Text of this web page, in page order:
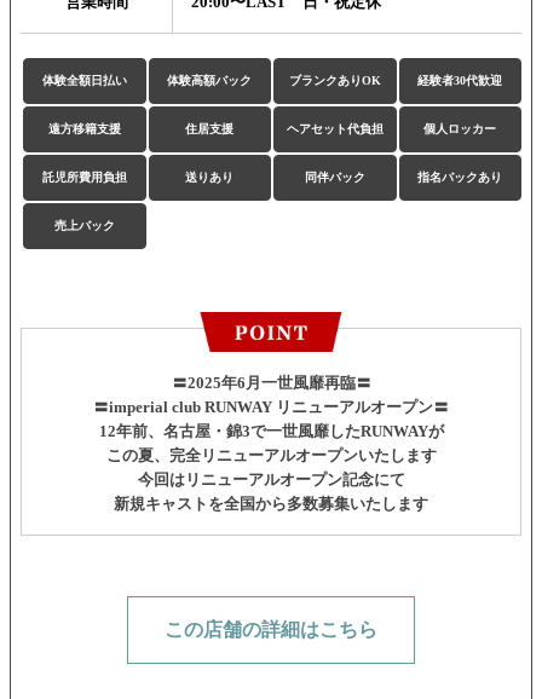
体験全額日払い 体験高額バック ブランクありOK 経験者30代歓迎
遠方移籍支援 住居支援 ヘアセット代負担 個人ロッカー
託児所費用負担 送りあり 同伴バック 指名バックあり
売上バック
〓2025年6月一世風靡再臨〓
〓imperial club RUNWAY リニューアルオープン〓
12年前、名古屋・錦3で一世風靡したRUNWAYが
この夏、完全リニューアルオープンいたします
今回はリニューアルオープン記念にて
新規キャストを全国から多数募集いたします
この店舗の詳細はこちら